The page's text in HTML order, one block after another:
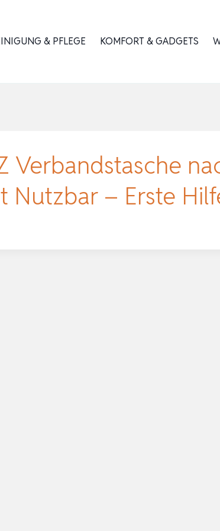
& PFLEGE KOMFORT & GADGETS
Verbandstasche
Nutzbar – Erste